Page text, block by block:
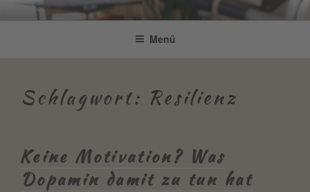
InhaltBe Connected by Bettina Bonkas
Resilienz | Coaching | Englisch +
Menü
Schlagwort: Resilienz
Keine Motivation? Was
Dopamin damit zu tun hat